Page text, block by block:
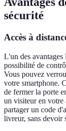
sécurité
Accès à
L'un des avantages
possibilité de
Vous pouvez
votre smartphone.
de fermer la porte
un visiteur en votre
partager un code
livreur, sans devoir